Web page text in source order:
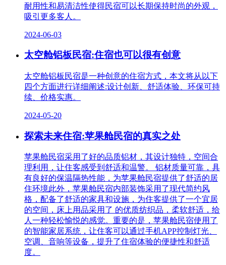
耐用性和易清洁性使得民宿可以长期保持时尚的外观，
吸引更多客人。
2024-06-03
太空舱铝板民宿:住宿也可以很有创意
太空舱铝板民宿是一种创意的住宿方式，本文将从以下
四个方面进行详细阐述:设计创新、舒适体验、环保可持
续、价格实惠。
2024-05-20
探索未来住宿:苹果舱民宿的真实之处
苹果舱民宿采用了好的品质铝材，其设计独特，空间合
理利用，让住客感受到舒适和温警。 铝材质量可靠，具
有良好的保温隔热性能，为苹果舱民宿提供了舒适的居
住环境此外，苹果舱民宿内部装饰采用了现代简约风
格，配备了舒适的家具和设施，为住客提供了一个宜居
的空间，床上用品采用了 的优质纺织品，柔软舒适，给
人一种轻松愉悦的感觉。重要的是，苹果舱民宿使用了
的智能家居系统，让住客可以通过手机APP控制灯光、
空调、音响等设备，提升了住宿体验的便捷性和舒适
度。